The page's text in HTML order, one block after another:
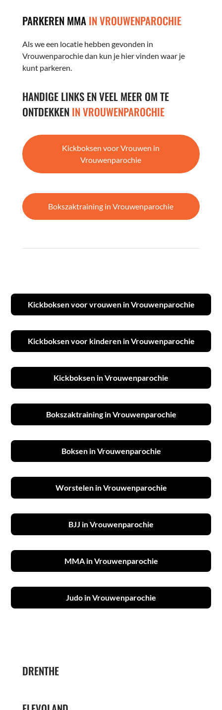
PARKEREN MMAIN VROUWENPAROCHIE
Als we een locatie hebben gevonden in
Vrouwenparochie dan kun je hier vinden waar je
kunt parkeren.
HANDIGE LINKS EN VEEL MEER OM TE
ONTDEKKENIN VROUWENPAROCHIE
Kickboksen voor Vrouwen in
Vrouwenparochie
Bokszaktraining in Vrouwenparochie
Kickboksen voor vrouwen in Vrouwenparochie
Kickboksen voor kinderen in Vrouwenparochie
Kickboksen in Vrouwenparochie
Bokszaktraining in Vrouwenparochie
Boksen in Vrouwenparochie
Worstelen in Vrouwenparochie
BJJ in Vrouwenparochie
MMA in Vrouwenparochie
Judo in Vrouwenparochie
DRENTHE